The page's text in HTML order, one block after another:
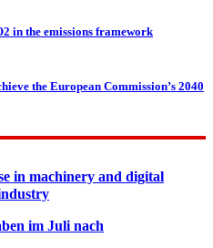
in the emissions framework
the European Commission’s 2040
in machinery and digital
im Juli nach